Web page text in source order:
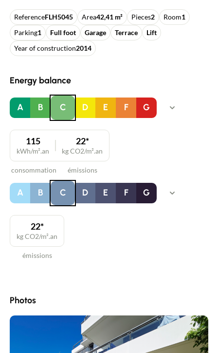
ReferenceFLH5045 Area42,41 m² Pieces2 Room1
Parking1 Full foot Garage Terrace
Lift
Year of construction2014
Energy balance
A B C D E F G
consommation
115
kWh/m².an
émissions
22*
kg CO2/m².an
A B C D E F G
émissions
22*
kg CO2/m².an
Photos